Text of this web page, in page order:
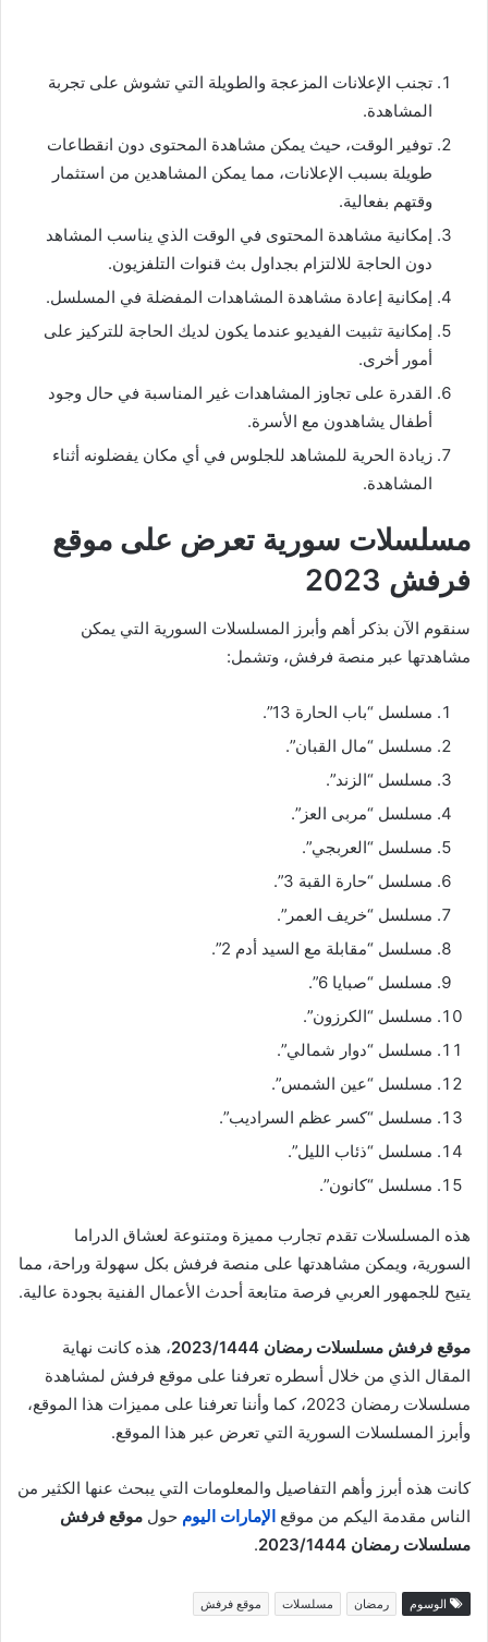
تجنب الإعلانات المزعجة والطويلة التي تشوش على تجربة
المشاهدة.
توفير الوقت، حيث يمكن مشاهدة المحتوى دون انقطاعات
طويلة بسبب الإعلانات، مما يمكن المشاهدين من استثمار
وقتهم بفعالية.
إمكانية مشاهدة المحتوى في الوقت الذي يناسب المشاهد
دون الحاجة للالتزام بجداول بث قنوات التلفزيون.
إمكانية إعادة مشاهدة المشاهدات المفضلة في المسلسل.
إمكانية تثبيت الفيديو عندما يكون لديك الحاجة للتركيز على
أمور أخرى.
القدرة على تجاوز المشاهدات غير المناسبة في حال وجود
أطفال يشاهدون مع الأسرة.
زيادة الحرية للمشاهد للجلوس في أي مكان يفضلونه أثناء
المشاهدة.
مسلسلات سورية تعرض على موقع
فرفش 2023
سنقوم الآن بذكر أهم وأبرز المسلسلات السورية التي يمكن
مشاهدتها عبر منصة فرفش، وتشمل:
مسلسل “باب الحارة 13”.
مسلسل “مال القبان”.
مسلسل “الزند”.
مسلسل “مربى العز”.
مسلسل “العربجي”.
مسلسل “حارة القبة 3”.
مسلسل “خريف العمر”.
مسلسل “مقابلة مع السيد أدم 2”.
مسلسل “صبايا 6”.
مسلسل “الكرزون”.
مسلسل “دوار شمالي”.
مسلسل “عين الشمس”.
مسلسل “كسر عظم السراديب”.
مسلسل “ذئاب الليل”.
مسلسل “كانون”.
هذه المسلسلات تقدم تجارب مميزة ومتنوعة لعشاق الدراما
السورية، ويمكن مشاهدتها على منصة فرفش بكل سهولة وراحة، مما
يتيح للجمهور العربي فرصة متابعة أحدث الأعمال الفنية بجودة عالية.
موقع فرفش مسلسلات رمضان 2023/1444
، هذه كانت نهاية
المقال الذي من خلال أسطره تعرفنا على موقع فرفش لمشاهدة
مسلسلات رمضان 2023، كما وأننا تعرفنا على مميزات هذا الموقع،
وأبرز المسلسلات السورية التي تعرض عبر هذا الموقع.
كانت هذه أبرز وأهم التفاصيل والمعلومات التي يبحث عنها الكثير من
الناس مقدمة اليكم من موقع الإمارات اليوم حول موقع فرفش
مسلسلات رمضان 2023/1444
.
الوسوم رمضان مسلسلات موقع فرفش